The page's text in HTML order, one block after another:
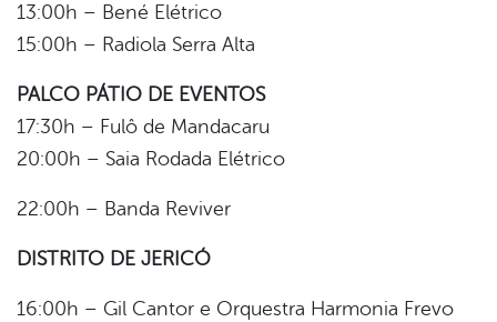
13:00h – Bené Elétrico
15:00h – Radiola Serra Alta
PALCO PÁTIO DE EVENTOS
17:30h – Fulô de Mandacaru
20:00h – Saia Rodada Elétrico
22:00h – Banda Reviver
DISTRITO DE JERICÓ
16:00h – Gil Cantor e Orquestra Harmonia Frevo